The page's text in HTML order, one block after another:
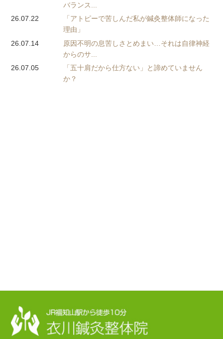
バランス...
26.07.22
「アトピーで苦しんだ私が鍼灸整体師になった
理由」
26.07.14
原因不明の息苦しさとめまい…それは自律神経
からのサ...
26.07.05
「五十肩だから仕方ない」と諦めていません
か？